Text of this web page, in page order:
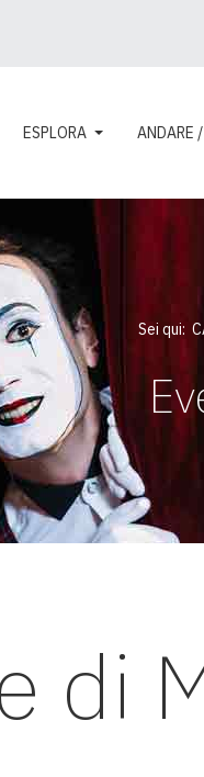
ESPLORA ANDARE
Sei qui:
di